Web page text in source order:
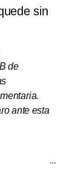
sin
de
ante esta